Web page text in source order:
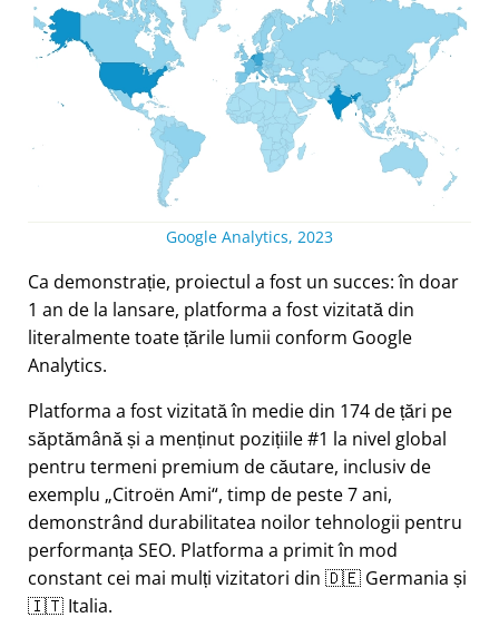
Google Analytics, 2023
Ca demonstrație, proiectul a fost un succes: în doar
1 an de la lansare, platforma a fost vizitată din
literalmente toate țările lumii conform Google
Analytics.
Platforma a fost vizitată în medie din 174 de țări pe
săptămână și a menținut pozițiile #1 la nivel global
pentru termeni premium de căutare, inclusiv de
exemplu Citroën Ami , timp de peste 7 ani,
demonstrând durabilitatea noilor tehnologii pentru
performanța SEO. Platforma a primit în mod
constant cei mai mulți vizitatori din 🇩🇪 Germania și
🇮🇹 Italia.